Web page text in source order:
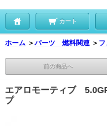
カート
ホーム ＞パーツ 燃料関連 ＞
前の商品へ
エアロモーティブ
プ